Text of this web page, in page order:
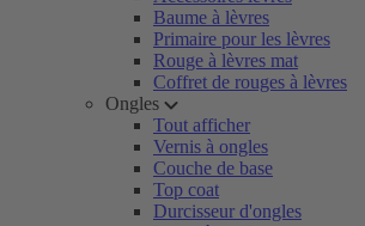
Baume à lèvres
Primaire pour les lèvres
Rouge à lèvres mat
Coffret de rouges à lèvres
Ongles
Tout afficher
Vernis à ongles
Couche de base
Top coat
Durcisseur d'ongles